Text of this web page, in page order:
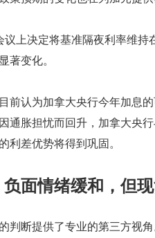
上决定将基准隔夜利率维
著变化。
前认为加拿大央行今年加息
通胀担忧而回升，加拿大央
利差优势将得到巩固。
面情绪缓和，但
判断提供了专业的第三方视